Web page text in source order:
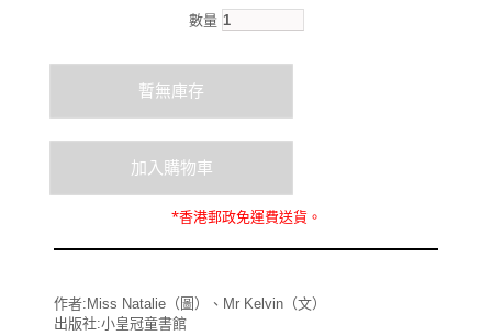
數量
*香港郵政免運費送貨。
作者:Miss Natalie（圖）、Mr Kelvin（文）
出版社:小皇冠童書館